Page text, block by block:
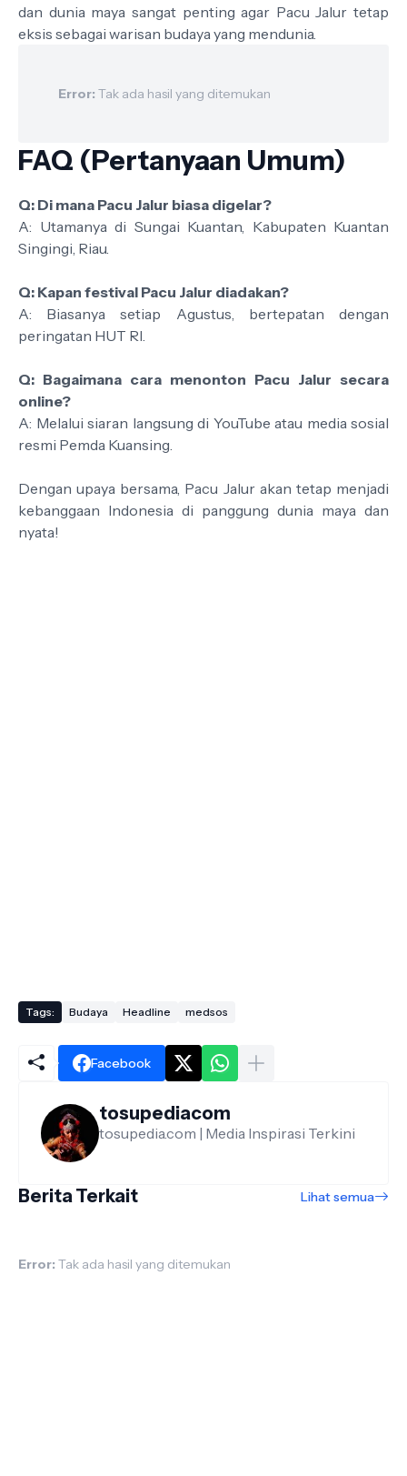
dan dunia maya sangat penting agar Pacu Jalur tetap
eksis sebagai warisan budaya yang mendunia.
Error: Tak ada hasil yang ditemukan
FAQ (Pertanyaan Umum)
Q: Di mana Pacu Jalur biasa digelar?
A: Utamanya di Sungai Kuantan, Kabupaten Kuantan
Singingi, Riau.
Q: Kapan festival Pacu Jalur diadakan?
A: Biasanya setiap Agustus, bertepatan dengan
peringatan HUT RI.
Q: Bagaimana cara menonton Pacu Jalur secara
online?
A: Melalui siaran langsung di YouTube atau media sosial
resmi Pemda Kuansing.
Dengan upaya bersama, Pacu Jalur akan tetap menjadi
kebanggaan Indonesia di panggung dunia maya dan
nyata!
Tags: Budaya Headline medsos
Facebook
tosupediacom
tosupedia.com | Media Inspirasi Terkini
Berita Terkait Lihat semua
Error: Tak ada hasil yang ditemukan